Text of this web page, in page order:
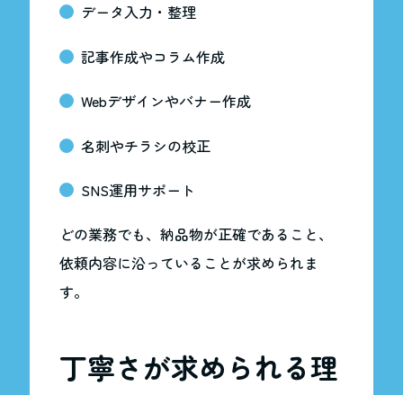
データ入力・整理
記事作成やコラム作成
Webデザインやバナー作成
名刺やチラシの校正
SNS運用サポート
どの業務でも、納品物が正確であること、
依頼内容に沿っていることが求められま
す。
丁寧さが求められる理